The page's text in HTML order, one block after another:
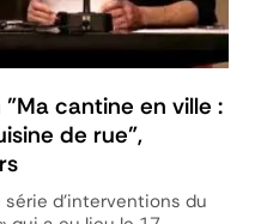
cantine en ville :
de rue",
d'interventions du